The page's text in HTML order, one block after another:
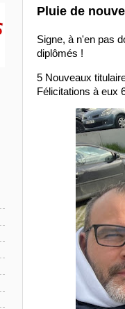
Pluie de
Signe, à n'en pas
diplômés !
5 Nouveaux
Félicitations à eux